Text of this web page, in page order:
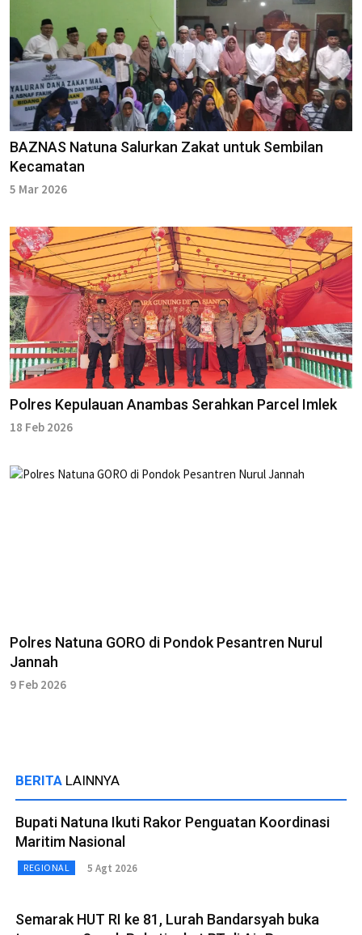
BAZNAS Natuna Salurkan Zakat untuk Sembilan
Kecamatan
5 Mar 2026
Polres Kepulauan Anambas Serahkan Parcel Imlek
18 Feb 2026
Polres Natuna GORO di Pondok Pesantren Nurul
Jannah
9 Feb 2026
BERITA LAINNYA
Bupati Natuna Ikuti Rakor Penguatan Koordinasi
Maritim Nasional
REGIONAL 5 Agt 2026
Semarak HUT RI ke 81, Lurah Bandarsyah buka